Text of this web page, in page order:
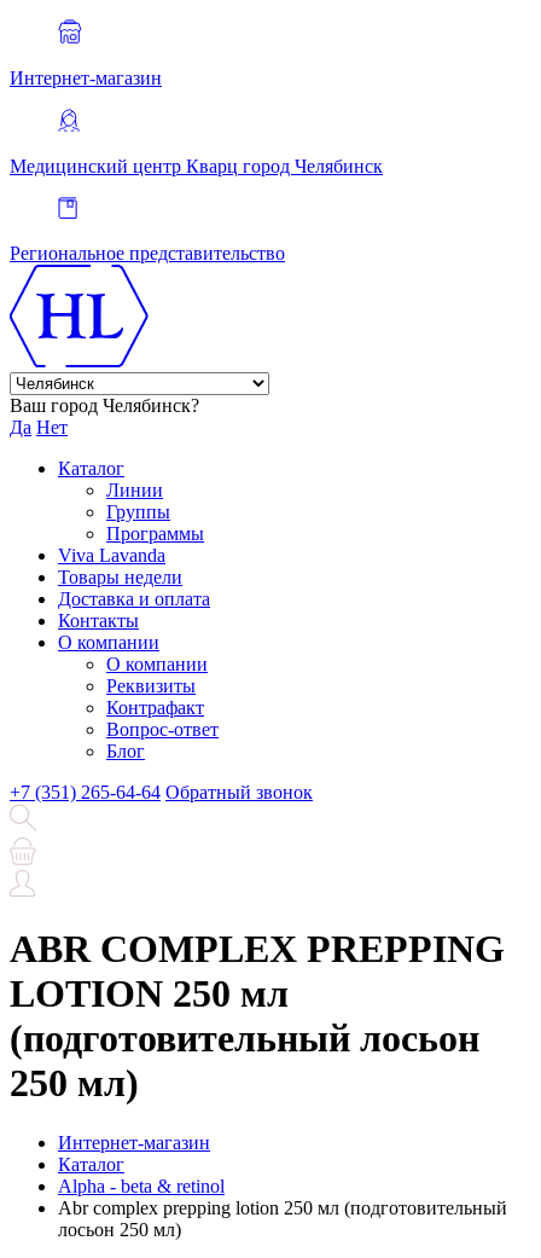
Интернет-магазин
Медицинский центр Кварц город Челябинск
Региональное представительство
Ваш город Челябинск?
Да Нет
Каталог
Линии
Группы
Программы
Viva Lavanda
Товары недели
Доставка и оплата
Контакты
О компании
О компании
Реквизиты
Контрафакт
Вопрос-ответ
Блог
+7 (351) 265-64-64 Обратный звонок
ABR COMPLEX PREPPING
LOTION 250 мл
(подготовительный лосьон
250 мл)
Интернет-магазин
Каталог
Alpha - beta & retinol
Abr complex prepping lotion 250 мл (подготовительный
лосьон 250 мл)